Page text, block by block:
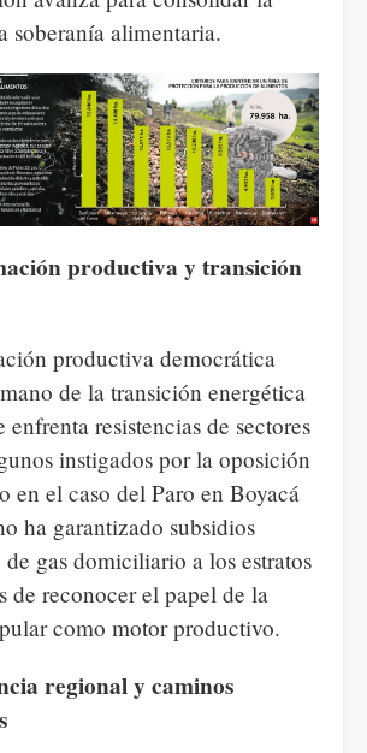
soberanía alimentaria.
productiva y transición
productiva democrática
de la transición energética
enfrenta resistencias de sectores
instigados por la oposición
en el caso del Paro en Boyacá
ha garantizado subsidios
gas domiciliario a los estratos
de reconocer el papel de la
como motor productivo.
regional y caminos